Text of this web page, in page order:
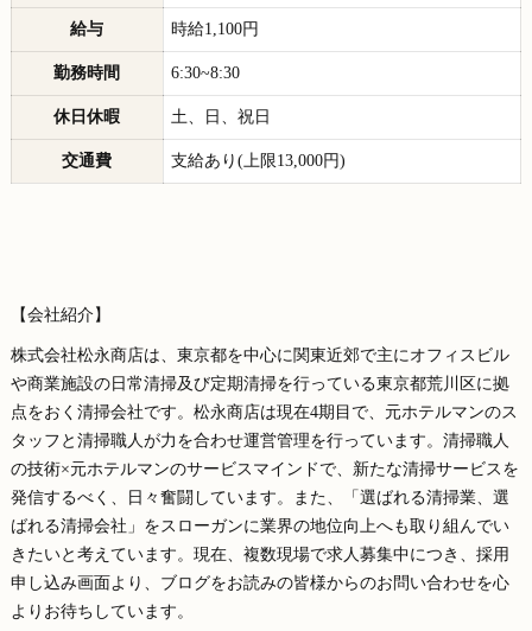
給与 時給1,100円
勤務時間 6:30~8:30
休日休暇 土、日、祝日
交通費 支給あり(上限13,000円)
【会社紹介】
株式会社松永商店は、東京都を中心に関東近郊で主にオフィスビル
や商業施設の日常清掃及び定期清掃を行っている東京都荒川区に拠
点をおく清掃会社です。松永商店は現在4期目で、元ホテルマンのス
タッフと清掃職人が力を合わせ運営管理を行っています。清掃職人
の技術×元ホテルマンのサービスマインドで、新たな清掃サービスを
発信するべく、日々奮闘しています。また、「選ばれる清掃業、選
ばれる清掃会社」をスローガンに業界の地位向上へも取り組んでい
きたいと考えています。現在、複数現場で求人募集中につき、採用
申し込み画面より、ブログをお読みの皆様からのお問い合わせを心
よりお待ちしています。